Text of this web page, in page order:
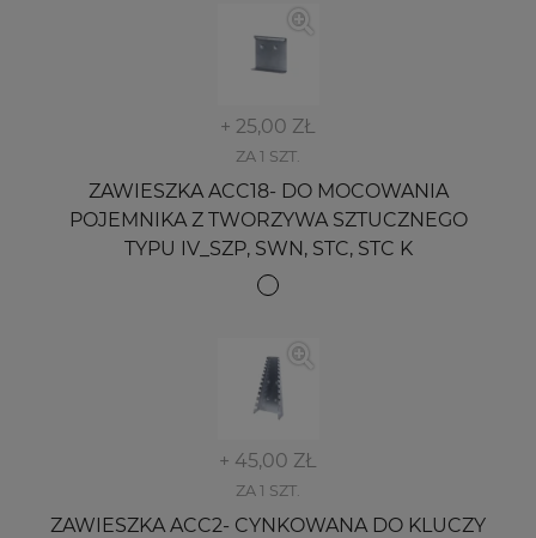
+ 25,00 ZŁ
ZA 1 SZT.
ZAWIESZKA ACC18- DO MOCOWANIA
POJEMNIKA Z TWORZYWA SZTUCZNEGO
TYPU IV_SZP, SWN, STC, STC K
+ 45,00 ZŁ
ZA 1 SZT.
ZAWIESZKA ACC2- CYNKOWANA DO KLUCZY